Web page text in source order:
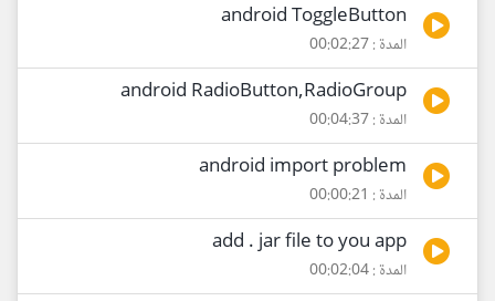
android ToggleButton
المدة : 00:02:27
android RadioButton,RadioGroup
المدة : 00:04:37
android import problem
المدة : 00:00:21
add . jar file to you app
المدة : 00:02:04